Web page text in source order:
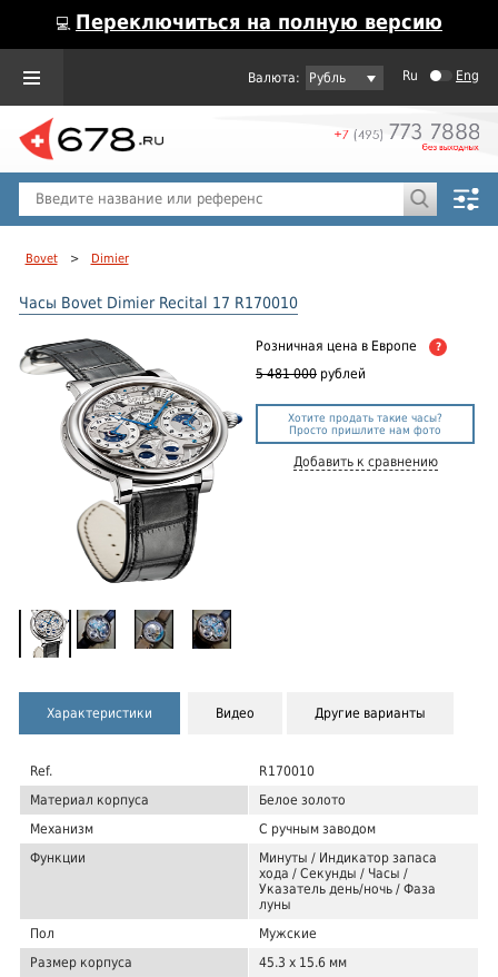
💻 Переключиться на полную версию
Рубль Ru Eng
Bovet > Dimier
Часы Bovet Dimier Recital 17 R170010
Розничная цена в Европе ?
5 481 000 рублей
Хотите продать такие часы?
Просто пришлите нам фото
Добавить к сравнению
Характеристики Видео Другие варианты
Ref.
R170010
Материал корпуса
Белое золото
Механизм
С ручным заводом
Функции
Минуты / Индикатор запаса
хода / Секунды / Часы /
Указатель день/ночь / Фаза
луны
Пол
Мужские
Размер корпуса
45.3 x 15.6 мм